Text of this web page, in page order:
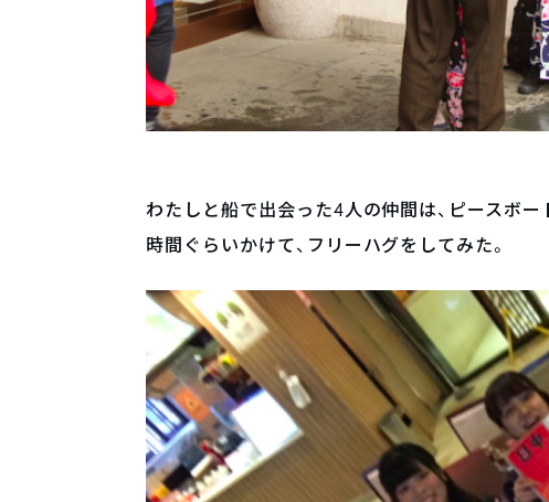
わたしと船で出会った4人の仲間は、ピースボ
時間ぐらいかけて、フリーハグをしてみた。